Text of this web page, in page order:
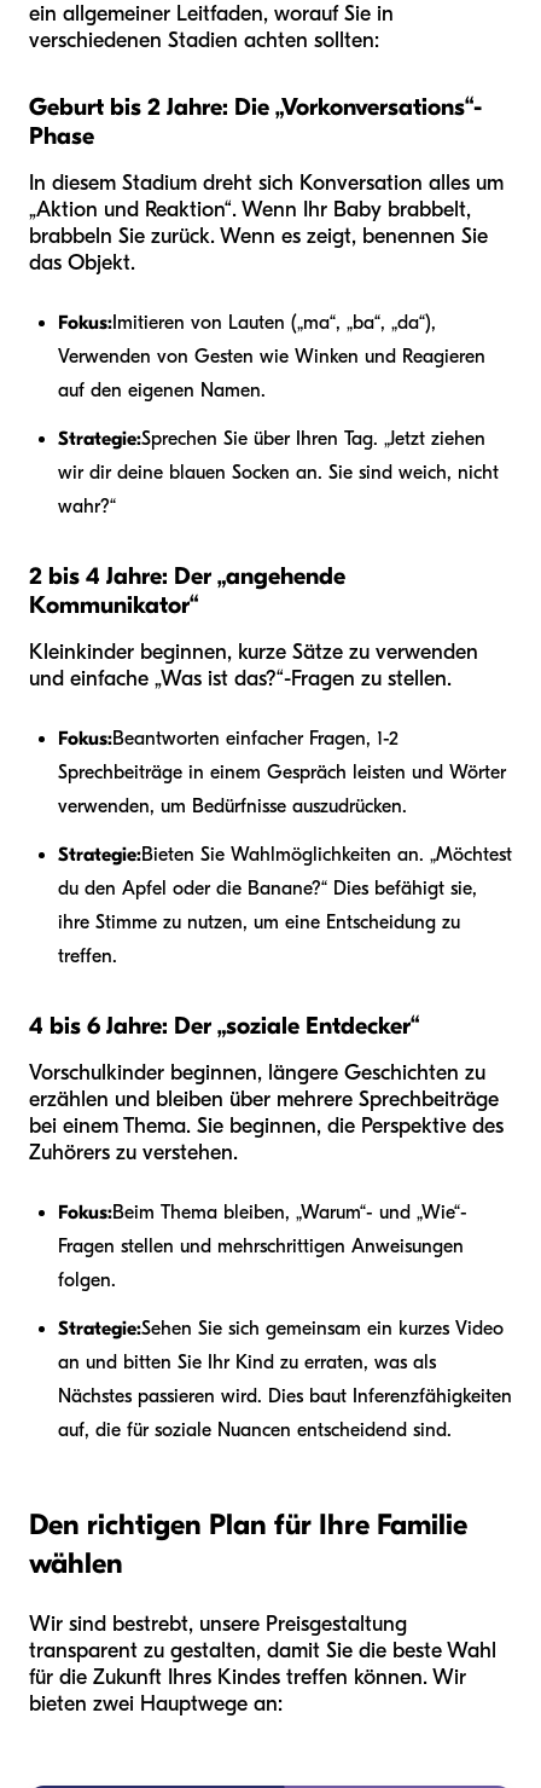
ein allgemeiner Leitfaden, worauf Sie in
verschiedenen Stadien achten sollten:
Geburt bis 2 Jahre: Die „Vorkonversations“-
Phase
In diesem Stadium dreht sich Konversation alles um
„Aktion und Reaktion“. Wenn Ihr Baby brabbelt,
brabbeln Sie zurück. Wenn es zeigt, benennen Sie
das Objekt.
Fokus: Imitieren von Lauten („ma“, „ba“, „da“),
Verwenden von Gesten wie Winken und Reagieren
auf den eigenen Namen.
Strategie:Sprechen Sie über Ihren Tag. „Jetzt ziehen
wir dir deine blauen Socken an. Sie sind weich, nicht
wahr?“
2 bis 4 Jahre: Der „angehende
Kommunikator“
Kleinkinder beginnen, kurze Sätze zu verwenden
und einfache „Was ist das?“-Fragen zu stellen.
Fokus:Beantworten einfacher Fragen, 1-2
Sprechbeiträge in einem Gespräch leisten und Wörter
verwenden, um Bedürfnisse auszudrücken.
Strategie:Bieten Sie Wahlmöglichkeiten an. „Möchtest
du den Apfel oder die Banane?“ Dies befähigt sie,
ihre Stimme zu nutzen, um eine Entscheidung zu
treffen.
4 bis 6 Jahre: Der „soziale Entdecker“
Vorschulkinder beginnen, längere Geschichten zu
erzählen und bleiben über mehrere Sprechbeiträge
bei einem Thema. Sie beginnen, die Perspektive des
Zuhörers zu verstehen.
Fokus:Beim Thema bleiben, „Warum“- und „Wie“-
Fragen stellen und mehrschrittigen Anweisungen
folgen.
Strategie:Sehen Sie sich gemeinsam ein kurzes Video
an und bitten Sie Ihr Kind zu erraten, was als
Nächstes passieren wird. Dies baut Inferenzfähigkeiten
auf, die für soziale Nuancen entscheidend sind.
Den richtigen Plan für Ihre Familie
wählen
Wir sind bestrebt, unsere Preisgestaltung
transparent zu gestalten, damit Sie die beste Wahl
für die Zukunft Ihres Kindes treffen können. Wir
bieten zwei Hauptwege an: